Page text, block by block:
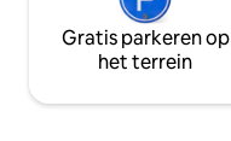
Gratis parkeren op
het terrein